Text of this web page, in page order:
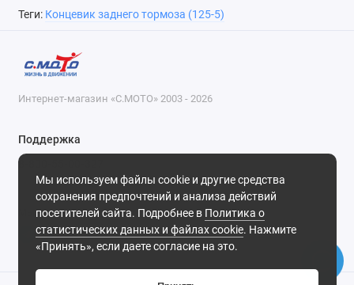
Теги: Концевик заднего тормоза (125-5)
Мы используем файлы cookie и другие средства
сохранения предпочтений и анализа действий
посетителей сайта. Подробнее в Политика о
статистических данных и файлах cookie. Нажмите
«Принять», если даете согласие на это.
Интернет-магазин «С.МОТО» 2003 - 2026
Поддержка
8-800-55-00-327
Будни, с 09-30 до 18-30
Мы в сети